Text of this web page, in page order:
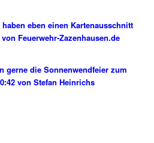
eben einen Kartenausschnitt
Feuerwehr-Zazenhausen.de
gerne die Sonnenwendfeier zum
von Stefan Heinrichs